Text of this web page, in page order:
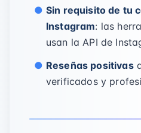
Sin requisito de tu
Instagram: las
usan la API de
Reseñas positivas
verificados y